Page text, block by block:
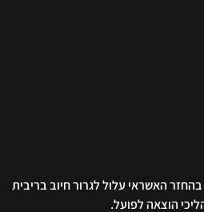
האשראי עלול לגרור חיוב בריבית
הוצאה לפועל.